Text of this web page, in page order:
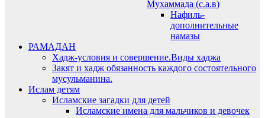
Мухаммада (с.а.в)
Нафиль-
дополнительные
намазы
РАМАДАН
Хадж-условия и совершение.Виды хаджа
Закят и хадж обязанность каждого состоятельного
мусульманина.
Ислам детям
Исламские загадки для детей
Исламские имена для мальчиков и девочек